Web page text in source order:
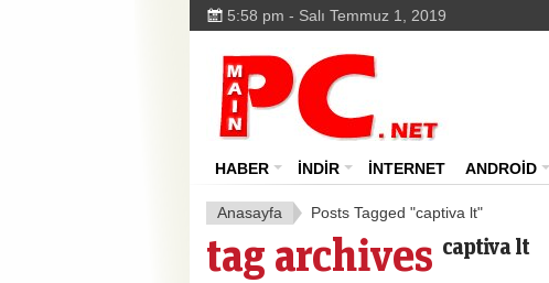
5:58 pm - Salı Temmuz 1, 2019
HABER İNDİR İNTERNET ANDROİD
Anasayfa Posts Tagged "captiva lt"
tag archives captiva lt